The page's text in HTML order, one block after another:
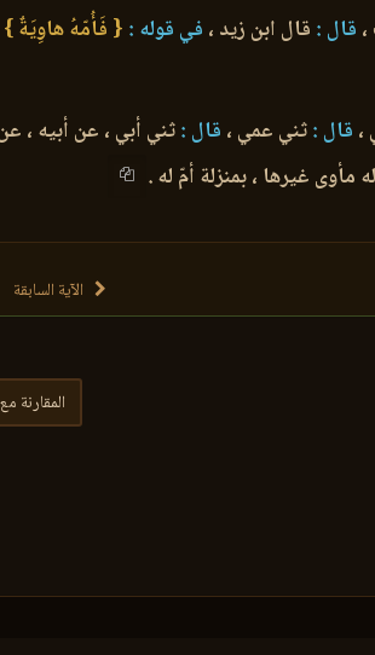
قال : قال ابن زيد ، في قوله : { فَأُمّهُ هاوِيَةٌ }
، قال :ثني عمي ، قال :ثني أبي ، عن أبيه ،
مأوى غيرها ، بمنزلة أمّ له .
الآية السابقة
المقارنة